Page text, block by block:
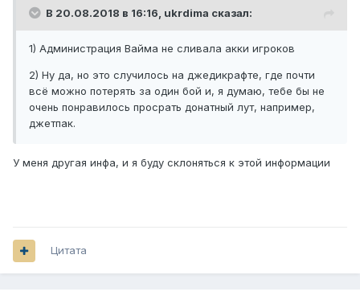
В 20.08.2018 в 16:16, ukrdima сказал:
1) Администрация Вайма не сливала акки игроков
2) Ну да, но это случилось на джедикрафте, где почти
всё можно потерять за один бой и, я думаю, тебе бы не
очень понравилось просрать донатный лут, например,
джетпак.
У меня другая инфа, и я буду склоняться к этой информации
Цитата